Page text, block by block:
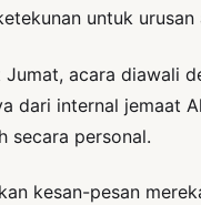
untuk
acara diawali
internal jemaat
secara personal.
kesan-pesan